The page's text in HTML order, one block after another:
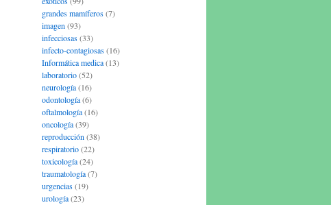
grandes mamíferos(7)
imagen (93)
infecciosas(33)
infecto-contagiosas(16)
Informática medica(13)
laboratorio(52)
neurología(16)
odontología(6)
oftalmología(16)
oncología(39)
reproducción (38)
respiratorio(22)
toxicología(24)
traumatología(7)
urgencias(19)
urología(23)